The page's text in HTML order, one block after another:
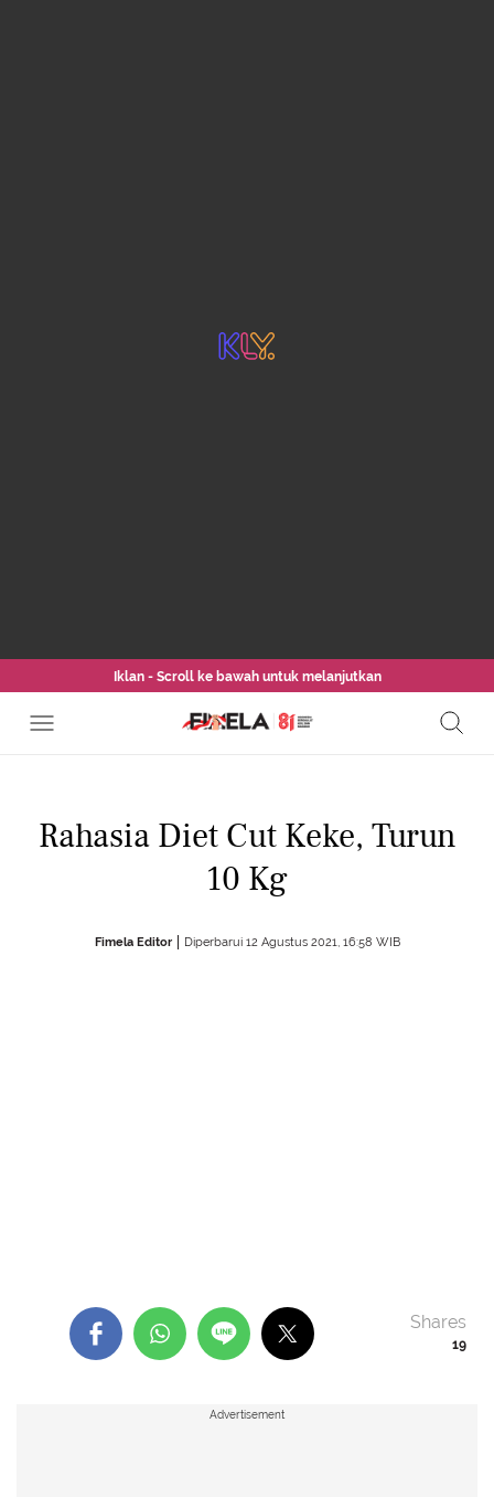
Iklan - Scroll ke bawah untuk melanjutkan
Rahasia Diet Cut Keke, Turun
10 Kg
Fimela Editor Diperbarui 12 Agustus 2021, 16:58 WIB
19
Shares
Advertisement